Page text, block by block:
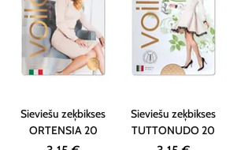
Sieviešu zeķbikses
ORTENSIA 20
Sieviešu zeķbikses
TUTTONUDO 20